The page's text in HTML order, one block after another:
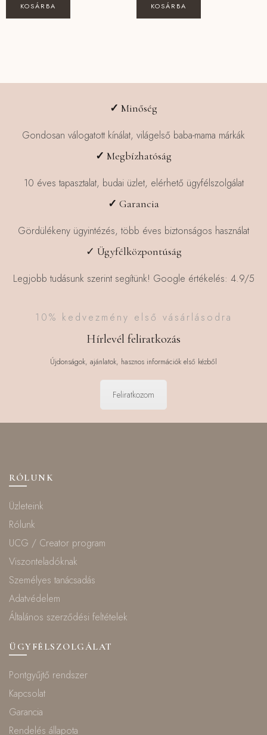
KOSÁRBA KOSÁRBA
✓ Minőség
Gondosan válogatott kínálat, világelső baba-mama márkák
✓ Megbízhatóság
10 éves tapasztalat, budai üzlet, elérhető ügyfélszolgálat
✓ Garancia
Gördülékeny ügyintézés, több éves biztonságos használat
✓ Ügyfélközpontúság
Legjobb tudásunk szerint segítünk! Google értékelés: 4.9/5
10% kedvezmény első vásárlásodra
Hírlevél feliratkozás
Újdonságok, ajánlatok, hasznos információk első kézből
Feliratkozom
RÓLUNK
Üzleteink
Rólunk
UCG / Creator program
Viszonteladóknak
Személyes tanácsadás
Adatvédelem
Általános szerződési feltételek
ÜGYFÉLSZOLGÁLAT
Pontgyűjtő rendszer
Kapcsolat
Garancia
Rendelés állapota